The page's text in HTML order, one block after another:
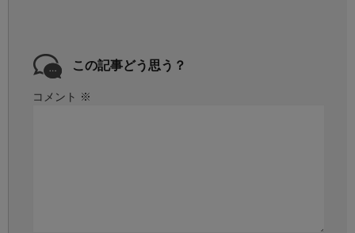
この記事どう思う？
コメント ※